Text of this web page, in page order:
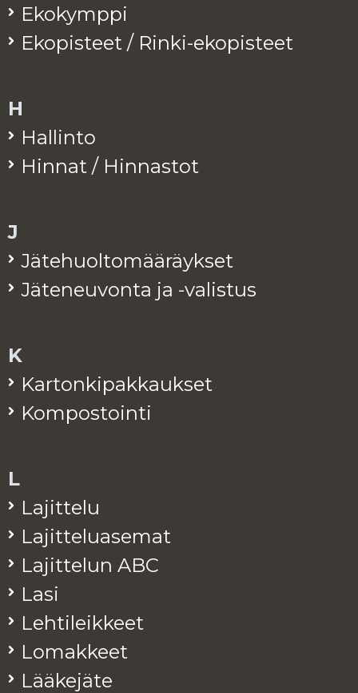
Eko­kymp­pi
Eko­pis­teet / Rinki-eko­pis­teet
H
Hal­lin­to
Hin­nat / Hin­nas­tot
J
Jä­te­huol­to­mää­räyk­set
Jä­te­neu­von­ta ja -va­lis­tus
K
Kar­ton­ki­pak­kauk­set
Kom­pos­toin­ti
L
La­jit­te­lu
La­jit­te­lua­se­mat
La­jit­te­lun ABC
Lasi
Leh­ti­leik­keet
Lo­mak­keet
Lää­ke­jä­te